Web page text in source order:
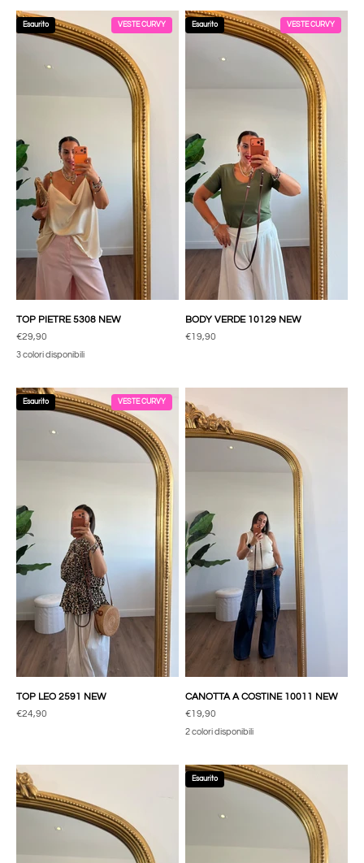
Esaurito VESTE CURVY
TOP PIETRE 5308 NEW
Prezzo scontato
€29,90
3 colori disponibili
Esaurito VESTE CURVY
BODY VERDE 10129 NEW
Prezzo scontato
€19,90
Esaurito VESTE CURVY
TOP LEO 2591 NEW
Prezzo scontato
€24,90
CANOTTA A COSTINE 10011 NEW
Prezzo scontato
€19,90
2 colori disponibili
Esaurito